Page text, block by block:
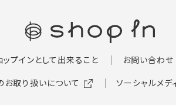
ップインとして出来ること お問い合わせ
お取り扱いについて ソーシャルメデ